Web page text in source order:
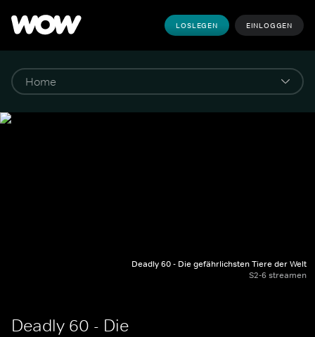
LOSLEGEN EINLOGGEN
Deadly 60 - Die gefährlichsten Tiere der Welt
S2-6 streamen
Deadly 60 - Die